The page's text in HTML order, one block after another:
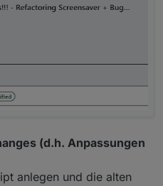
Super schneller
Funktioniert jetzt
den eingestellten Zeiten im
(d.h. Anpassungen
anlegen und die alten